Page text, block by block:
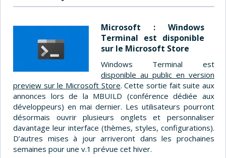
Microsoft : Windows
Terminal est disponible
sur le Microsoft Store
Windows Terminal est
disponible au public en version
preview sur le Microsoft Store. Cette sortie fait suite aux
annonces lors de la MBUILD (conférence dédiée aux
développeurs) en mai dernier. Les utilisateurs pourront
désormais ouvrir plusieurs onglets et personnaliser
davantage leur interface (thèmes, styles, configurations).
D’autres mises à jour arriveront dans les prochaines
semaines pour une v.1 prévue cet hiver.